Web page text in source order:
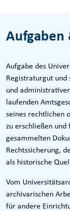
Aufgaben
Aufgabe des
Registraturgut und
und
laufenden
seines rechtlichen
zu erschließen
gesammelten
Rechtssicherung,
als historische
Vom
archivarischen
für andere